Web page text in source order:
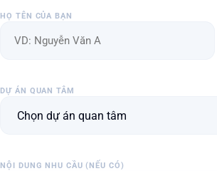
HỌ TÊN CỦA BẠN
DỰ ÁN QUAN TÂM
NỘI DUNG NHU CẦU (NẾU CÓ)